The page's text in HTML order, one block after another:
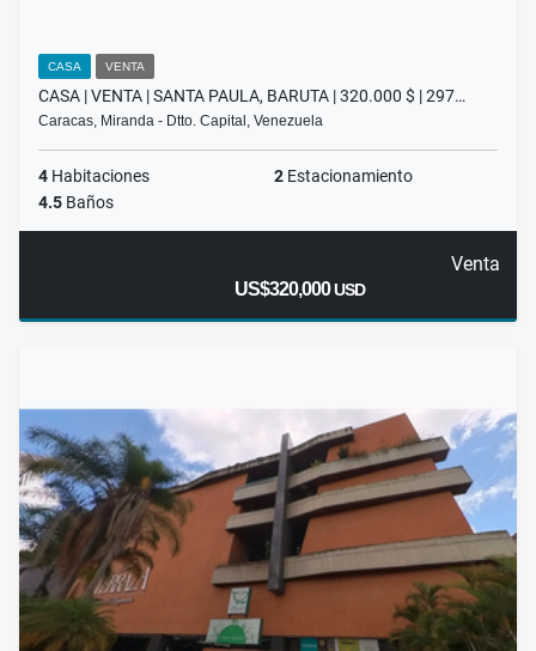
CASA VENTA
CASA | VENTA | SANTA PAULA, BARUTA | 320.000 $ | 297…
Caracas, Miranda - Dtto. Capital, Venezuela
4 Habitaciones 2 Estacionamiento
4.5 Baños
Venta
US$320,000USD